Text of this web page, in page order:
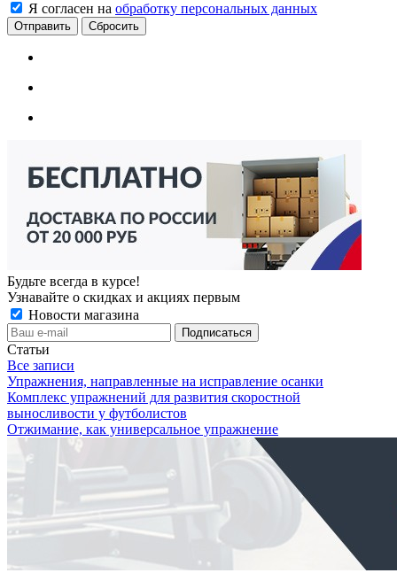
Я согласен на обработку персональных данных
Сбросить
Будьте всегда в курсе!
Узнавайте о скидках и акциях первым
Новости магазина
Статьи
Все записи
Упражнения, направленные на исправление осанки
Комплекс упражнений для развития скоростной
выносливости у футболистов
Отжимание, как универсальное упражнение